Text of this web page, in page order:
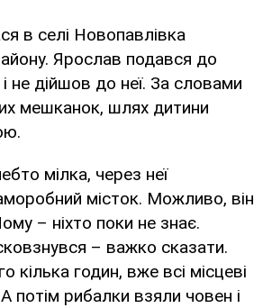
в селі Новопавлівка
Ярослав подався до
і не дійшов до неї. За словами
мешканок, шлях дитини
мілка, через неї
місток. Можливо, він
– ніхто поки не знає.
– важко сказати.
кілька годин, вже всі місцеві
потім рибалки взяли човен і